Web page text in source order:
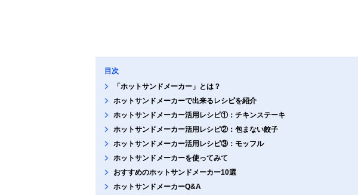
目次
「ホットサンドメーカー」とは？
ホットサンドメーカーで出来るレシピを紹介
ホットサンドメーカー活用レシピ①：チキンステーキ
ホットサンドメーカー活用レシピ②：包まない餃子
ホットサンドメーカー活用レシピ③：モッフル
ホットサンドメーカーを使ってみて
おすすめのホットサンドメーカー10選
ホットサンドメーカーQ&A